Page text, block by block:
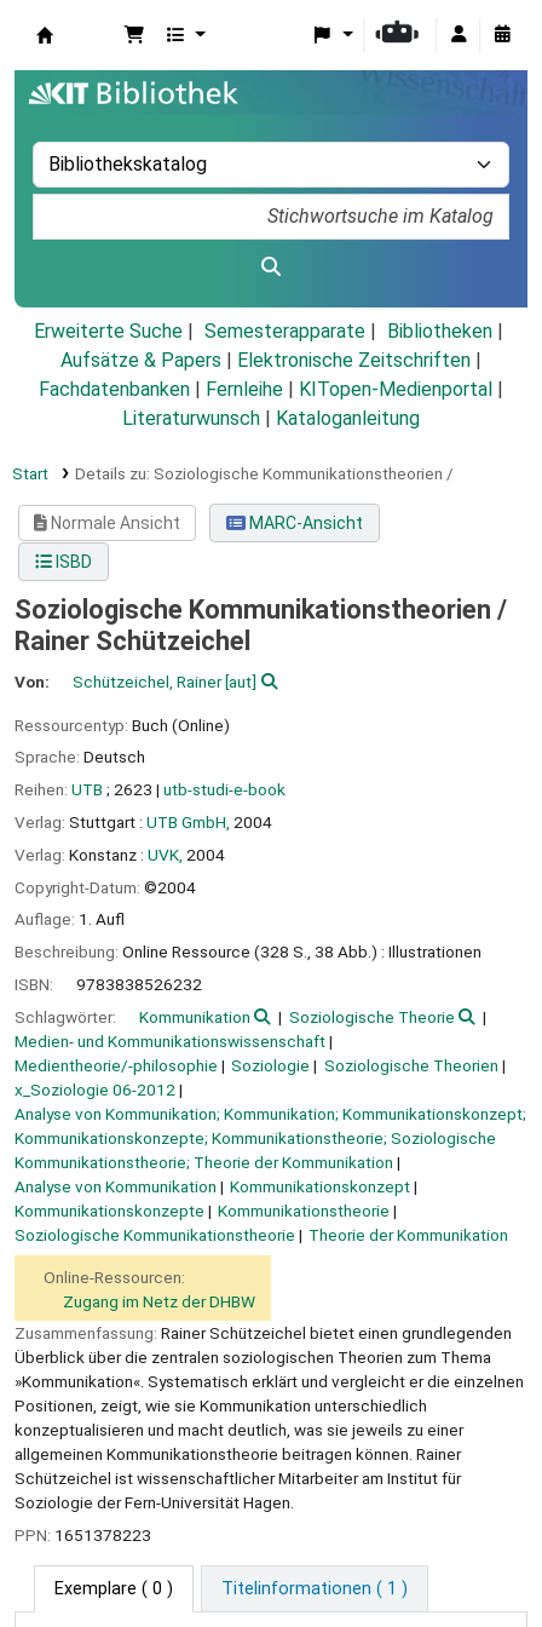
Erweiterte Suche Semesterapparate
Bibliotheken
Aufsätze & Papers
Elektronische Zeitschriften
Fachdatenbanken
Fernleihe KITopen-Medienportal
Literaturwunsch
Kataloganleitung
Start Details zu: Soziologische Kommunikationstheorien /
Normale Ansicht
MARC-Ansicht
ISBD
Soziologische Kommunikationstheorien /
Rainer Schützeichel
Von: Schützeichel, Rainer[aut]
Ressourcentyp: Buch (Online)
Sprache: Deutsch
Reihen: UTB ; 2623 | utb-studi-e-book
Verlag: Stuttgart : UTB GmbH, 2004
Verlag: Konstanz : UVK, 2004
Copyright-Datum: ©2004
Auflage: 1. Aufl
Beschreibung: Online Ressource (328 S., 38 Abb.) : Illustrationen
ISBN:
9783838526232
Schlagwörter:
Kommunikation
Soziologische Theorie
Medien- und Kommunikationswissenschaft
Medientheorie/-philosophie
Soziologie
Soziologische Theorien
x_Soziologie 06-2012
Analyse von Kommunikation; Kommunikation; Kommunikationskonzept;
Kommunikationskonzepte; Kommunikationstheorie; Soziologische
Kommunikationstheorie; Theorie der Kommunikation
Analyse von Kommunikation
Kommunikationskonzept
Kommunikationskonzepte
Kommunikationstheorie
Soziologische Kommunikationstheorie
Theorie der Kommunikation
Online-Ressourcen:
Zugang im Netz der DHBW
Zusammenfassung: Rainer Schützeichel bietet einen grundlegenden
Überblick über die zentralen soziologischen Theorien zum Thema
»Kommunikation«. Systematisch erklärt und vergleicht er die einzelnen
Positionen, zeigt, wie sie Kommunikation unterschiedlich
konzeptualisieren und macht deutlich, was sie jeweils zu einer
allgemeinen Kommunikationstheorie beitragen können. Rainer
Schützeichel ist wissenschaftlicher Mitarbeiter am Institut für
Soziologie der Fern-Universität Hagen.
PPN: 1651378223
Exemplare ( 0 ) Titelinformationen ( 1 )